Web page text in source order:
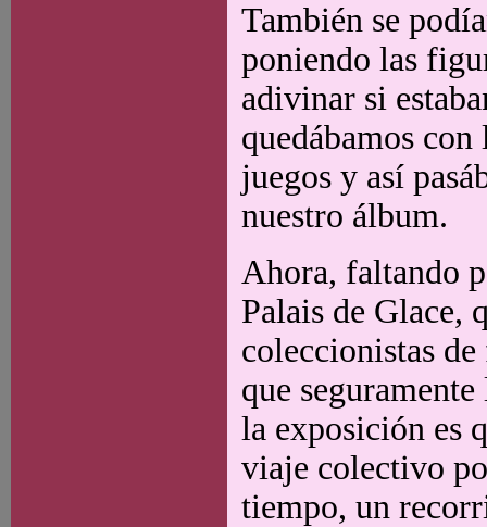
También se
poniendo las
adivinar si
quedábamos
juegos y así
nuestro álbum.
Ahora, faltando
Palais de Glace,
coleccionistas
que
la exposición es
viaje colectivo
tiempo, un